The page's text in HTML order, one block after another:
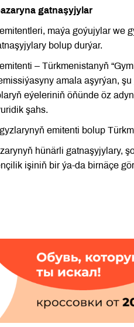
gatnaşyjylar
maýa goýujylar we
bolup durýar.
– Türkmenistanyň
amala aşyrýan,
eýeleriniň öňünde öz
şahs.
emitenti bolup
hünärli gatnaşyjylary,
işiniň bir ýa-da birnäçe